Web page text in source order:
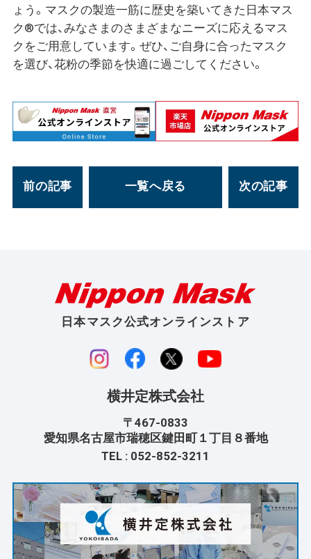
ょう。マスクの製造一筋に歴史を築いてきた日本マス
ク®では、みなさまのさまざまなニーズに応えるマス
クをご用意しています。ぜひ、ご自身に合ったマスク
を選び、花粉の季節を快適に過ごしてください。
前の記事 一覧へ戻る 次の記事
日本マスク公式オンラインストア
横井定株式会社
〒467-0833
愛知県名古屋市瑞穂区鍵田町１丁目８番地
TEL : 052-852-3211